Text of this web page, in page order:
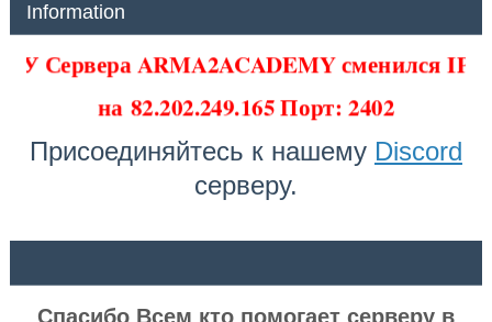
Information
У Сервера ARMA2ACADEMY сменился IP
на82.202.249.165 Порт: 2402
Присоединяйтесь к нашему Discord
серверу.
Спасибо Всем кто помогает серверу в